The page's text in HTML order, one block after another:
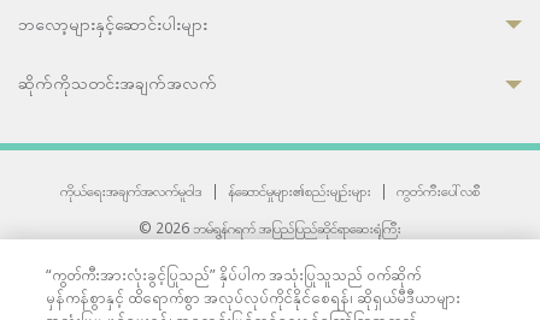
ဘလော့များနှင့်ဆောင်းပါးများ
ဆိုက်ကိုသတင်းအချက်အလက်
ကိုယ်ရေးအချက်အလက်မူဝါဒ | န်ဆောင်မှုများ၏စည်းမျဉ်းများ |
ကွတ်ကီးပေါ်လစီ
© 2026 ဘမ်ရွန်ဂရက် အပြည်ပြည်ဆိုင်ရာဆေးရုံကြီး
33 Sukhumvit 3, Wattana, Bangkok 10110 Thailand.
All rights reserved.
“ကွတ်ကီးအားလုံးခွင့်ပြုသည်” နှိပ်ပါက အသုံးပြုသူသည် ဝက်ဆိုက်
မှန်ကန်စွာနှင့် ထိရောက်စွာ အလုပ်လုပ်ကိုင်နိုင်စေရန်၊ ဆိုရှယ်မီဒီယာများ